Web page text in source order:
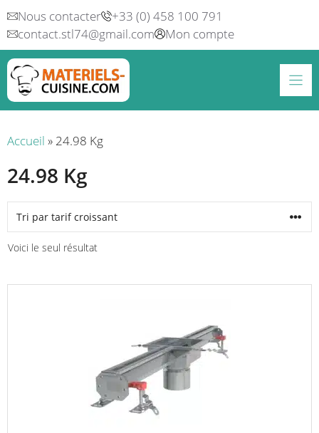
Aller
au
contenu
Nous contacter
+33 (0) 458 100 791
contact.stl74@gmail.com
Mon compte
Accueil » 24.98 Kg
24.98 Kg
Voici le seul résultat